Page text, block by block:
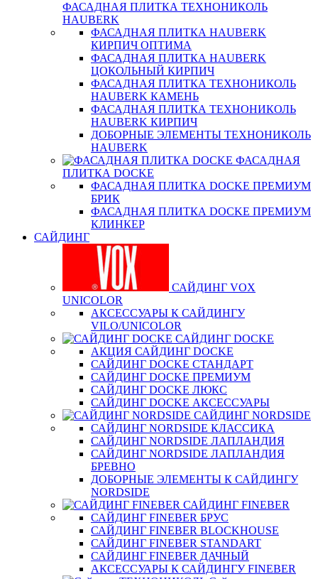
ФАСАДНАЯ ПЛИТКА ТЕХНОНИКОЛЬ
HAUBERK
ФАСАДНАЯ ПЛИТКА HAUBERK
КИРПИЧ ОПТИМА
ФАСАДНАЯ ПЛИТКА HAUBERK
ЦОКОЛЬНЫЙ КИРПИЧ
ФАСАДНАЯ ПЛИТКА ТЕХНОНИКОЛЬ
HAUBERK КАМЕНЬ
ФАСАДНАЯ ПЛИТКА ТЕХНОНИКОЛЬ
HAUBERK КИРПИЧ
ДОБОРНЫЕ ЭЛЕМЕНТЫ ТЕХНОНИКОЛЬ
HAUBERK
ФАСАДНАЯ
ПЛИТКА DOCKE
ФАСАДНАЯ ПЛИТКА DOCKE ПРЕМИУМ
БРИК
ФАСАДНАЯ ПЛИТКА DOCKE ПРЕМИУМ
КЛИНКЕР
САЙДИНГ
САЙДИНГ VOX
UNICOLOR
АКСЕССУАРЫ К САЙДИНГУ
VILO/UNICOLOR
САЙДИНГ DOCKE
АКЦИЯ САЙДИНГ DOCKE
САЙДИНГ DOCKE СТАНДАРТ
САЙДИНГ DOCKE ПРЕМИУМ
САЙДИНГ DOCKE ЛЮКС
САЙДИНГ DOCKE АКСЕССУАРЫ
САЙДИНГ NORDSIDE
САЙДИНГ NORDSIDE КЛАССИКА
САЙДИНГ NORDSIDE ЛАПЛАНДИЯ
САЙДИНГ NORDSIDE ЛАПЛАНДИЯ
БРЕВНО
ДОБОРНЫЕ ЭЛЕМЕНТЫ К САЙДИНГУ
NORDSIDE
САЙДИНГ FINEBER
САЙДИНГ FINEBER БРУС
САЙДИНГ FINEBER BLOCKHOUSE
САЙДИНГ FINEBER STANDART
САЙДИНГ FINEBER ДАЧНЫЙ
АКСЕССУАРЫ К САЙДИНГУ FINEBER